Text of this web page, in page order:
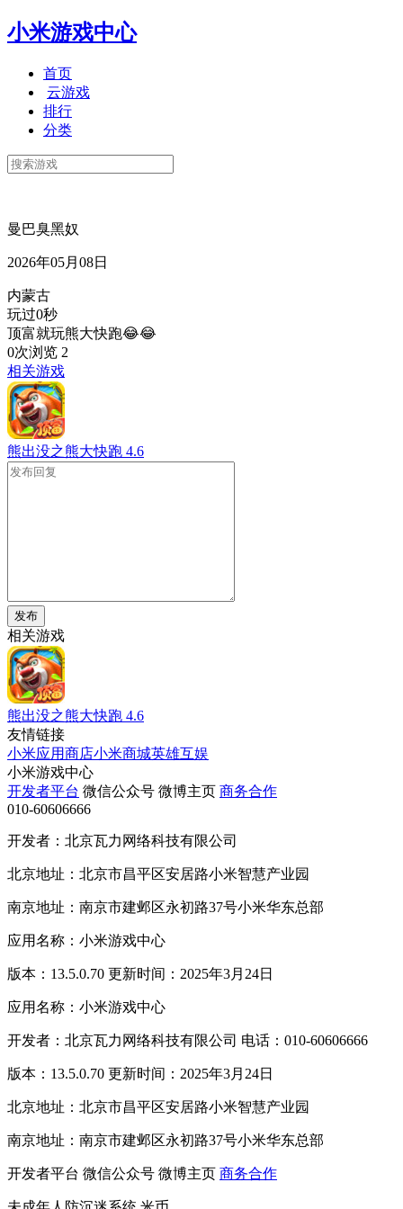
小米游戏中心
首页
云游戏
排行
分类
曼巴臭黑奴
2026年05月08日
内蒙古
玩过0秒
顶富就玩熊大快跑😂😂
0次浏览 2
相关游戏
熊出没之熊大快跑 4.6
发布
相关游戏
熊出没之熊大快跑 4.6
友情链接
小米应用商店小米商城英雄互娱
小米游戏中心
开发者平台 微信公众号 微博主页 商务合作
010-60606666
开发者：北京瓦力网络科技有限公司
北京地址：北京市昌平区安居路小米智慧产业园
南京地址：南京市建邺区永初路37号小米华东总部
应用名称：小米游戏中心
版本：13.5.0.70 更新时间：2025年3月24日
应用名称：小米游戏中心
开发者：北京瓦力网络科技有限公司 电话：010-60606666
版本：13.5.0.70 更新时间：2025年3月24日
北京地址：北京市昌平区安居路小米智慧产业园
南京地址：南京市建邺区永初路37号小米华东总部
开发者平台 微信公众号 微博主页 商务合作